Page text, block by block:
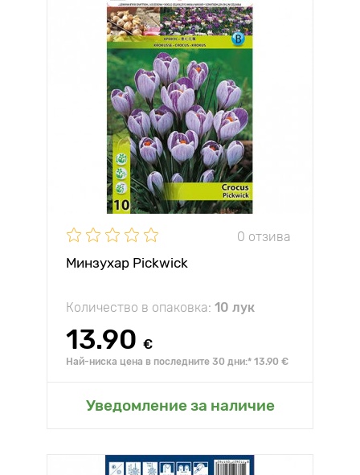
0 отзива
Минзухар Pickwick
Количество в опаковка: 10 лук
13.90 €
Най-ниска цена в последните 30 дни:* 13.90 €
Уведомление за наличие